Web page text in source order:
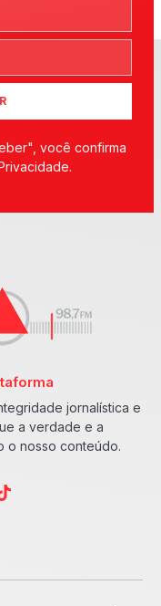
você confirma
jornalística e
a verdade e a
o nosso conteúdo.